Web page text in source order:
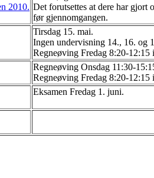
2010. Det forutsettes at dere har gjort
før gjennomgangen.
Tirsdag 15. mai.
Ingen undervisning 14., 16. og
Regneøving Fredag 8:20-12:15
Regneøving Onsdag 11:30-
Regneøving Fredag 8:20-12:15
Eksamen Fredag 1. juni.